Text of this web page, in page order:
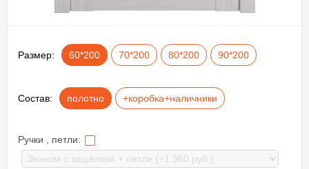
Размер: 60*200 70*200 80*200 90*200
Состав: полотно +коробка+наличники
Ручки , петли: